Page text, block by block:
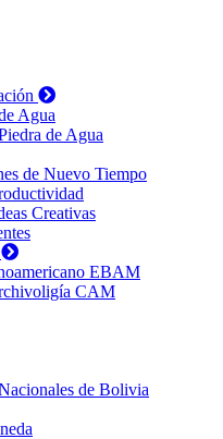
Agua
de Agua
de Nuevo Tiempo
Creativas
EBAM
CAM
de Bolivia